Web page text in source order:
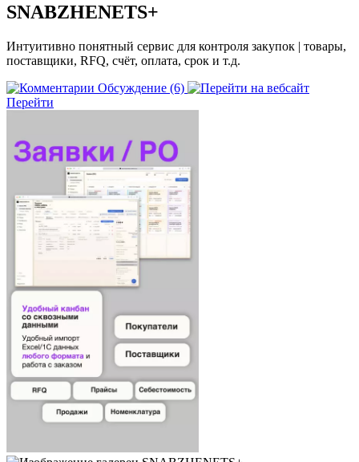
SNABZHENETS+
Интуитивно понятный сервис для контроля закупок | товары,
поставщики, RFQ, счёт, оплата, срок и т.д.
Обсуждение (6)
Перейти